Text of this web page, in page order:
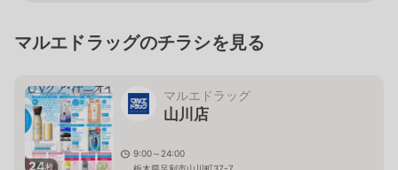
マルエドラッグのチラシを見る
24枚
マルエドラッグ
山川店
9:00～24:00